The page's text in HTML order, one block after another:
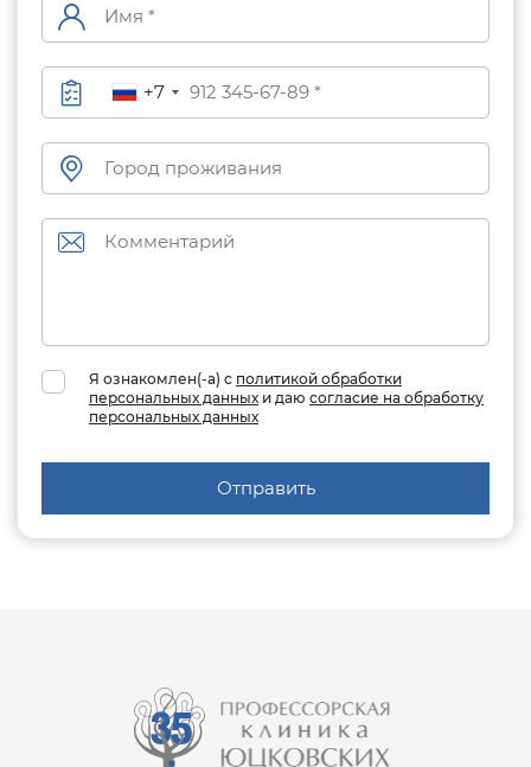
+7
Я ознакомлен(-а) с политикой обработки
персональных данных и даю согласие на обработку
персональных данных
Отправить